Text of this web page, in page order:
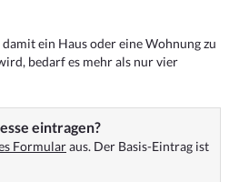
ein Haus oder eine Wohnung zu
bedarf es mehr als nur vier
eintragen?
Formularaus. Der Basis-Eintrag ist